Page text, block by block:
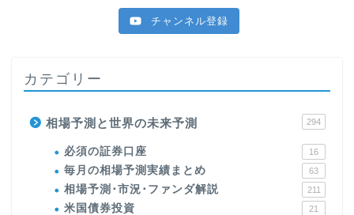
チャンネル登録
カテゴリー
相場予測と世界の未来予測 294
必須の証券口座 16
毎月の相場予測実績まとめ 63
相場予測･市況･ファンダ解説 211
米国債券投資 21